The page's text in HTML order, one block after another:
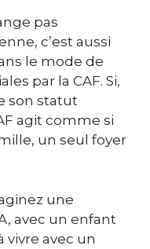
pas
c’est aussi
le mode de
par la CAF. Si,
son statut
agit comme si
un seul foyer
une
avec un enfant
vivre avec un